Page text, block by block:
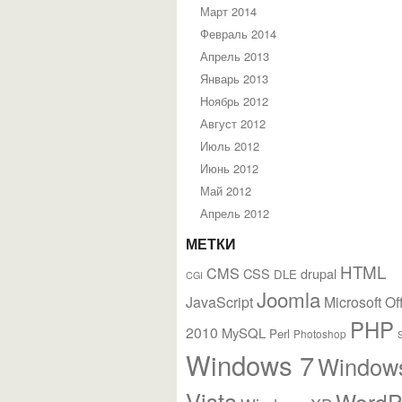
Март 2014
Февраль 2014
Апрель 2013
Январь 2013
Ноябрь 2012
Август 2012
Июль 2012
Июнь 2012
Май 2012
Апрель 2012
МЕТКИ
CGI CMS CSS DLE drupal HTML
JavaScriptJoomla Microsoft
2010 MySQL Perl Photoshop PHP
Windows 7